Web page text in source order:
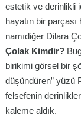
estetik ve derinlikli
hayatın bir parçası
namıdiğer Dilara
Çolak Kimdir?
birikimi görsel bir
düşündüren” yüzü
felsefenin
kaleme aldık.